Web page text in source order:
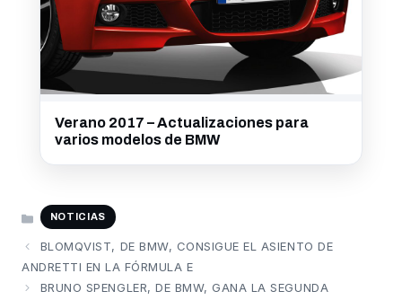
Verano 2017 – Actualizaciones para
varios modelos de BMW
CATEGORÍAS
NOTICIAS
BLOMQVIST, DE BMW, CONSIGUE EL ASIENTO DE
ANDRETTI EN LA FÓRMULA E
BRUNO SPENGLER, DE BMW, GANA LA SEGUNDA